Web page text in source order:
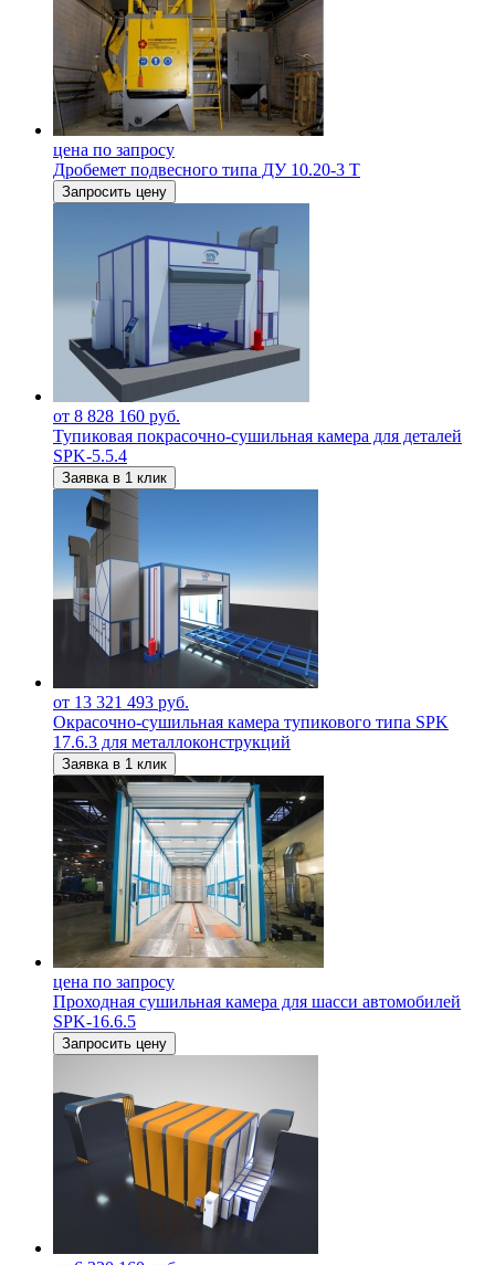
цена по запросу
Дробемет подвесного типа ДУ 10.20-3 Т
Запросить цену
от 8 828 160 руб.
Тупиковая покрасочно-сушильная камера для деталей
SPK-5.5.4
Заявка в 1 клик
от 13 321 493 руб.
Окрасочно-сушильная камера тупикового типа SPK
17.6.3 для металлоконструкций
Заявка в 1 клик
цена по запросу
Проходная сушильная камера для шасси автомобилей
SPK-16.6.5
Запросить цену